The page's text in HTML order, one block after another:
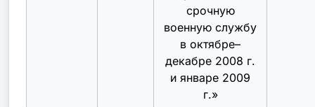
срочную
военную службу
в октябре–
декабре 2008 г.
и январе 2009
г.»